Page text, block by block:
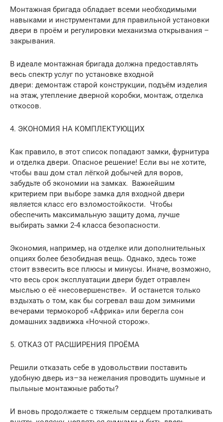
Монтажная бригада обладает всеми необходимыми
навыками и инструментами для правильной установки
двери в проём и регулировки механизма открывания –
закрывания.
В идеале монтажная бригада должна предоставлять
весь спектр услуг по установке входной
двери: демонтаж старой конструкции, подъём изделия
на этаж, утепление дверной коробки, монтаж, отделка
откосов.
4. ЭКОНОМИЯ НА КОМПЛЕКТУЮЩИХ
Как правило, в этот список попадают замки, фурнитура
и отделка двери. Опасное решение! Если вы не хотите,
чтобы ваш дом стал лёгкой добычей для воров,
забудьте об экономии на замках. Важнейшим
критерием при выборе замка для входной двери
является класс его взломостойкости. Чтобы
обеспечить максимальную защиту дома, лучше
выбирать замки 2-4 класса безопасности.
Экономия, например, на отделке или дополнительных
опциях более безобидная вещь. Однако, здесь тоже
стоит взвесить все плюсы и минусы. Иначе, возможно,
что весь срок эксплуатации двери будет отравлен
мыслью о её «несовершенстве». И останется только
вздыхать о том, как бы согревал ваш дом зимними
вечерами термокороб «Африка» или берегла сон
домашних задвижка «Ночной сторож».
5. ОТКАЗ ОТ РАСШИРЕНИЯ ПРОЁМА
Решили отказать себе в удовольствии поставить
удобную дверь из–за нежелания проводить шумные и
пыльные монтажные работы?
И вновь продолжаете с тяжелым сердцем проталкивать